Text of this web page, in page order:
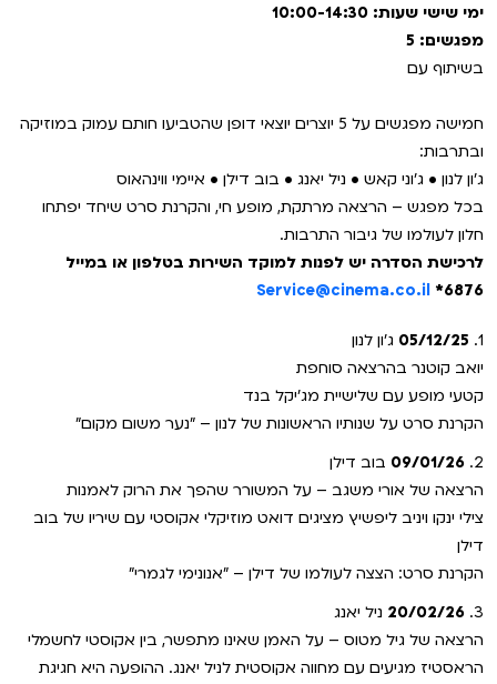
ימי שישי שעות: 10:00-14:30
מפגשים: 5
בשיתוף עם
חמישה מפגשים על 5 יוצרים יוצאי דופן שהטביעו חותם עמוק במוזיקה
ובתרבות:
ג׳ון לנון • ג׳וני קאש • ניל יאנג • בוב דילן • איימי ווינהאוס
בכל מפגש – הרצאה מרתקת, מופע חי, והקרנת סרט שיחד יפתחו
חלון לעולמו של גיבור התרבות.
לרכישת הסדרה יש לפנות למוקד השירות בטלפון או במייל
6876*
Service@cinema.co.il
1.
05/12/25 ג'ון לנון
יואב קוטנר בהרצאה סוחפת
קטעי מופע עם שלישיית מג׳יקל בנד
הקרנת סרט על שנותיו הראשונות של לנון – "נער משום מקום"
2.
09/01/26 בוב דילן
הרצאה של אורי משגב – על המשורר שהפך את הרוק לאמנות
צילי ינקו ויניב ליפשיץ מציגים דואט מוזיקלי אקוסטי עם שיריו של בוב
דילן
הקרנת סרט: הצצה לעולמו של דילן – "אנונימי לגמרי"
3.
20/02/26 ניל יאנג
הרצאה של גיל מטוס – על האמן שאינו מתפשר, בין אקוסטי לחשמלי
הראסטיז מגיעים עם מחווה אקוסטית לניל יאנג. ההופעה היא חגיגת